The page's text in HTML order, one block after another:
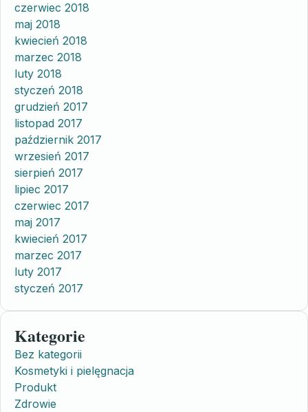
czerwiec 2018
maj 2018
kwiecień 2018
marzec 2018
luty 2018
styczeń 2018
grudzień 2017
listopad 2017
październik 2017
wrzesień 2017
sierpień 2017
lipiec 2017
czerwiec 2017
maj 2017
kwiecień 2017
marzec 2017
luty 2017
styczeń 2017
Kategorie
Bez kategorii
Kosmetyki i pielęgnacja
Produkt
Zdrowie